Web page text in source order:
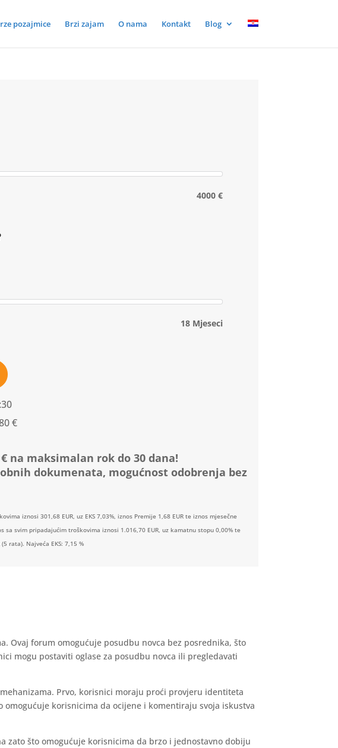
pozajmice Brzi zajam O nama Kontakt Blog
4000 €
18 Mjeseci
€
na maksimalan rok do 30 dana!
dokumenata, mogućnost odobrenja bez
iznosi 301,68 EUR, uz EKS 7,03%, iznos Premije 1,68 EUR te iznos mjesečne
sa svim pripadajućim troškovima iznosi 1.016,70 EUR, uz kamatnu stopu 0,00% te
rata). Najveća EKS: 7,15 %
Ovaj forum omogućuje posudbu novca bez posrednika, što
mogu postaviti oglase za posudbu novca ili pregledavati
Prvo, korisnici moraju proći provjeru identiteta
korisnicima da ocijene i komentiraju svoja iskustva
što omogućuje korisnicima da brzo i jednostavno dobiju